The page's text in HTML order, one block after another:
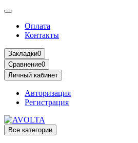
Оплата
Контакты
Закладки0
Сравнение0
Личный кабинет
Авторизация
Регистрация
Все категории